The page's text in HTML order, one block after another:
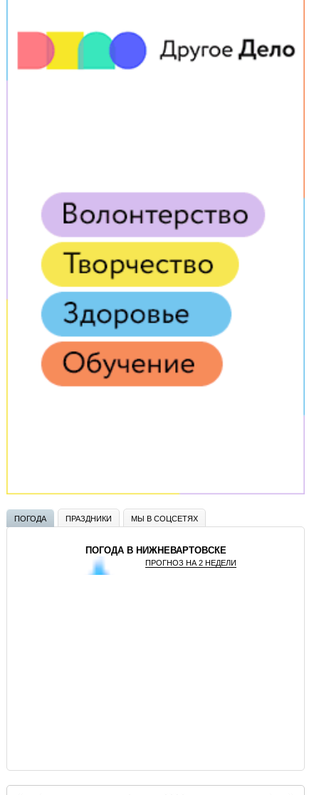
ПОГОДА ПРАЗДНИКИ МЫ В СОЦСЕТЯХ
ПОГОДА В НИЖНЕВАРТОВСКЕ
ПРОГНОЗ НА 2 НЕДЕЛИ